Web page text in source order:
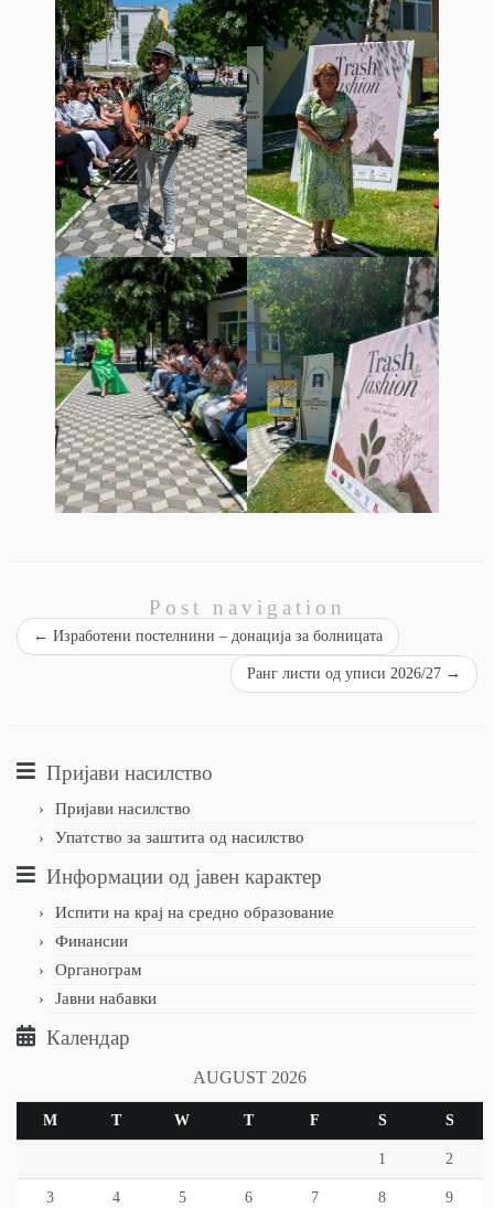
Post navigation
← Изработени постелнини – донација за болницата
Ранг листи од уписи 2026/27 →
Пријави насилство
Пријави насилство
Упатство за заштита од насилство
Информации од јавен карактер
Испити на крај на средно образование
Финансии
Органограм
Јавни набавки
Календар
AUGUST 2026
M T W T F S S
1 2
3 4 5 6 7 8 9